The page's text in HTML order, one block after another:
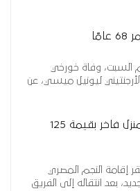
السبت، وفاة خورخي
ليونيل ميسي، عن
قصر محمد صلاح في طرابزون.. منزل فاخر بقيمة 125
إقامة النجم المصري
بعد انتقاله إلى الفريق